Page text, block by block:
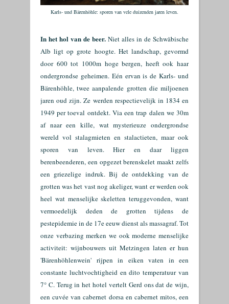
Karls- und Bärenhöhle: sporen van vele duizenden jaren leven.
In het hol van de beer. Niet alles in de Schwäbische
Alb ligt op grote hoogte. Het landschap, gevormd
door 600 tot 1000m hoge bergen, heeft ook haar
ondergrondse geheimen. Eén ervan is de Karls- und
Bärenhöhle, twee aanpalende grotten die miljoenen
jaren oud zijn. Ze werden respectievelijk in 1834 en
1949 per toeval ontdekt. Via een trap dalen we 30m
af naar een kille, wat mysterieuze ondergrondse
wereld vol stalagmieten en stalactieten, maar ook
sporen van leven. Hier en daar liggen
berenbeenderen, een opgezet berenskelet maakt zelfs
een griezelige indruk. Bij de ontdekking van de
grotten was het vast nog akeliger, want er werden ook
heel wat menselijke skeletten teruggevonden, want
vermoedelijk deden de grotten tijdens de
pestepidemie in de 17e eeuw dienst als massagraf. Tot
onze verbazing merken we ook moderne menselijke
activiteit: wijnbouwers uit Metzingen laten er hun
'Bärenhöhlenwein' rijpen in eiken vaten in een
constante luchtvochtigheid en dito temperatuur van
7° C. Terug in het hotel vertelt Gerd ons dat de wijn,
een cuvée van cabernet dorsa en cabernet mitos, een